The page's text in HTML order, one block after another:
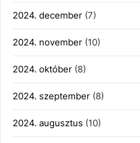
2024. december (7)
2024. november (10)
2024. október (8)
2024. szeptember (8)
2024. augusztus (10)